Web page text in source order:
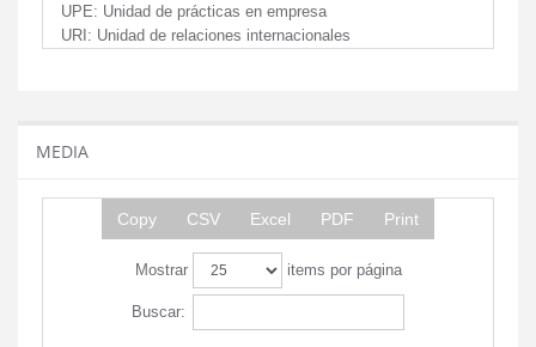
UPE: Unidad de prácticas en empresa
URI: Unidad de relaciones internacionales
MEDIA
Copy CSV Excel PDF Print
Mostrar items por página
Buscar: